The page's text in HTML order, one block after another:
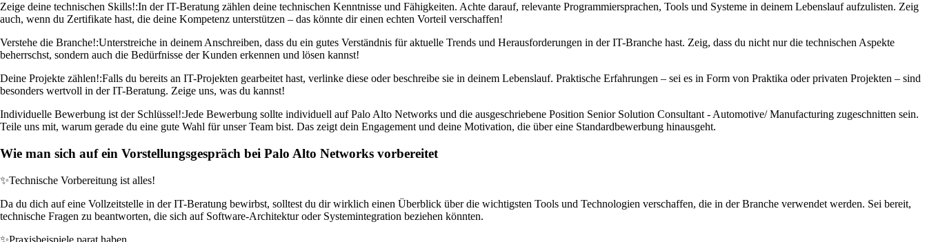
Zeige deine technischen Skills!:In der IT-Beratung zählen deine technischen Kenntnisse und Fähigkeiten. Achte darauf, relevante Programmiersprachen, Tools und Systeme in deinem Lebenslauf aufzulisten. Zeig
auch, wenn du Zertifikate hast, die deine Kompetenz unterstützen – das könnte dir einen echten Vorteil verschaffen!
Verstehe die Branche!:Unterstreiche in deinem Anschreiben, dass du ein gutes Verständnis für aktuelle Trends und Herausforderungen in der IT-Branche hast. Zeig, dass du nicht nur die technischen Aspekte
beherrschst, sondern auch die Bedürfnisse der Kunden erkennen und lösen kannst!
Deine Projekte zählen!:Falls du bereits an IT-Projekten gearbeitet hast, verlinke diese oder beschreibe sie in deinem Lebenslauf. Praktische Erfahrungen – sei es in Form von Praktika oder privaten Projekten – sind
besonders wertvoll in der IT-Beratung. Zeige uns, was du kannst!
Individuelle Bewerbung ist der Schlüssel!:Jede Bewerbung sollte individuell auf Palo Alto Networks und die ausgeschriebene Position Senior Solution Consultant - Automotive/ Manufacturing zugeschnitten sein.
Teile uns mit, warum gerade du eine gute Wahl für unser Team bist. Das zeigt dein Engagement und deine Motivation, die über eine Standardbewerbung hinausgeht.
Wie man sich auf ein Vorstellungsgespräch bei Palo Alto Networks vorbereitet
✨Technische Vorbereitung ist alles!
Da du dich auf eine Vollzeitstelle in der IT-Beratung bewirbst, solltest du dir wirklich einen Überblick über die wichtigsten Tools und Technologien verschaffen, die in der Branche verwendet werden. Sei bereit,
technische Fragen zu beantworten, die sich auf Software-Architektur oder Systemintegration beziehen könnten.
✨Praxisbeispiele parat haben